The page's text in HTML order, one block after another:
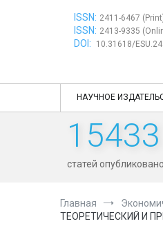
ISSN: 2411-6467
ISSN: 2413-9335
DOI: 10.31618/
НАУЧНОЕ
15433
статей опубликовано
Главная
ТЕОРЕТИЧЕСКИЙ И